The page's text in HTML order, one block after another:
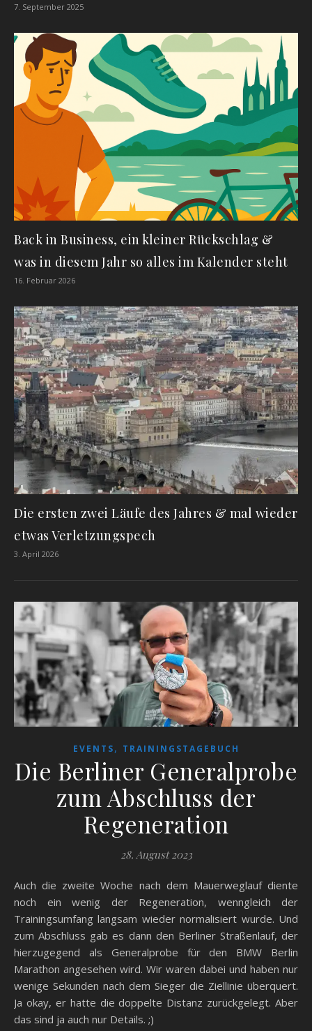
7. September 2025
Back in Business, ein kleiner Rückschlag &
was in diesem Jahr so alles im Kalender steht
16. Februar 2026
Die ersten zwei Läufe des Jahres & mal wieder
etwas Verletzungspech
3. April 2026
EVENTS, TRAININGSTAGEBUCH
Die Berliner Generalprobe
zum Abschluss der
Regeneration
28. August 2023
Auch die zweite Woche nach dem Mauerweglauf diente
noch ein wenig der Regeneration, wenngleich der
Trainingsumfang langsam wieder normalisiert wurde. Und
zum Abschluss gab es dann den Berliner Straßenlauf, der
hierzugegend als Generalprobe für den BMW Berlin
Marathon angesehen wird. Wir waren dabei und haben nur
wenige Sekunden nach dem Sieger die Ziellinie überquert.
Ja okay, er hatte die doppelte Distanz zurückgelegt. Aber
das sind ja auch nur Details. ;)